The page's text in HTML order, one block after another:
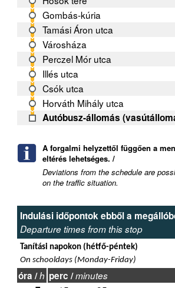
Gombás-kúria
Tamási Áron utca
Városháza
Perczel Mór utca
Illés utca
Csók utca
Horváth Mihály utca
Autóbusz-állomás
A forgalmi helyzettől függően a
eltérés lehetséges. /
Deviations from the schedule are
on the traffic situation.
Indulási időpontok ebből a
Departure times from this stop
Tanítási napokon (hétfő-péntek)
On schooldays (Monday-Friday)
óra /h perc /minutes